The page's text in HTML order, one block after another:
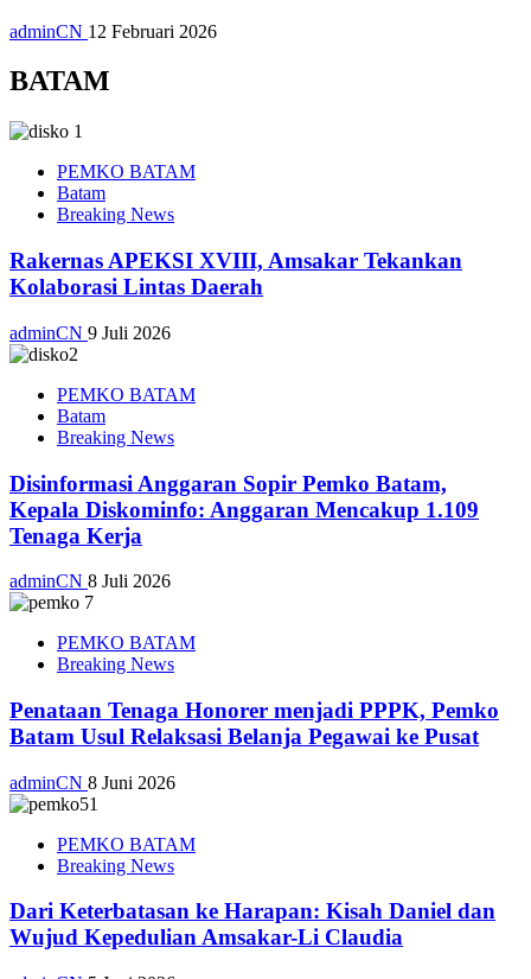
adminCN 12 Februari 2026
BATAM
PEMKO BATAM
Batam
Breaking News
Rakernas APEKSI XVIII, Amsakar Tekankan
Kolaborasi Lintas Daerah
adminCN 9 Juli 2026
PEMKO BATAM
Batam
Breaking News
Disinformasi Anggaran Sopir Pemko Batam,
Kepala Diskominfo: Anggaran Mencakup 1.109
Tenaga Kerja
adminCN 8 Juli 2026
PEMKO BATAM
Breaking News
Penataan Tenaga Honorer menjadi PPPK, Pemko
Batam Usul Relaksasi Belanja Pegawai ke Pusat
adminCN 8 Juni 2026
PEMKO BATAM
Breaking News
Dari Keterbatasan ke Harapan: Kisah Daniel dan
Wujud Kepedulian Amsakar-Li Claudia